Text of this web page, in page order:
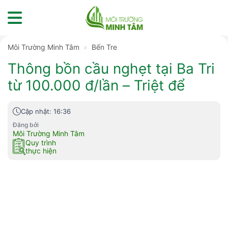
to
Môi Trường Minh Tâm » Bến Tre
Thông bồn cầu nghẹt tại Ba Tri
từ 100.000 đ/lần – Triệt để
Cập nhật: 16:36
Đăng bởi
Môi Trường Minh Tâm
Quy trình
thực hiện